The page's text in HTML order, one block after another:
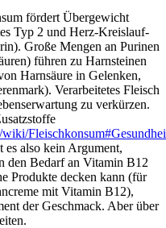
fördert Übergewicht
Typ 2 und Herz-Kreislauf-
Große Mengen an Purinen
führen zu Harnsteinen
Harnsäure in Gelenken,
Verarbeitetes Fleisch
zu verkürzen.
also kein Argument,
den Bedarf an Vitamin B12
Produkte decken kann (für
mit Vitamin B12),
der Geschmack. Aber über